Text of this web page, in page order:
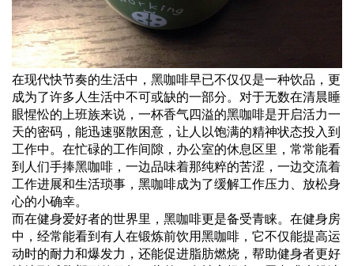
在现代快节奏的生活中，黑咖啡早已不仅仅是一种饮品，更
成为了许多人生活中不可或缺的一部分。对于无数在清晨睡
眼惺忪的上班族来说，一杯香气四溢的黑咖啡是开启活力一
天的密码，能迅速驱散困意，让人以饱满的精神状态投入到
工作中。在忙碌的工作间隙，办公室的休息区里，常常能看
到人们手捧黑咖啡，一边品味着那纯粹的苦涩，一边交流着
工作进展和生活琐事，黑咖啡成为了缓解工作压力、放松身
心的小确幸。
而在健身爱好者的世界里，黑咖啡更是备受青睐。在健身房
中，经常能看到有人在锻炼前饮用黑咖啡，它不仅能提高运
动时的耐力和爆发力，还能促进脂肪燃烧，帮助健身者更好